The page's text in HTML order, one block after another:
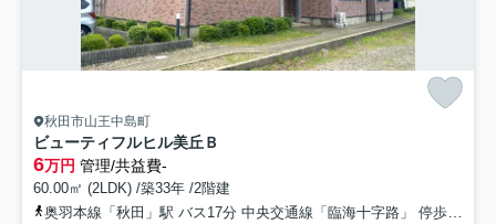
秋田市山王中島町
ビューティフルヒル美丘Ｂ
6万円 管理/共益費-
60.00㎡ (2LDK) /築33年 /2階建
奥羽本線「秋田」駅 バス17分 中央交通線「臨海十字路」 停歩5分